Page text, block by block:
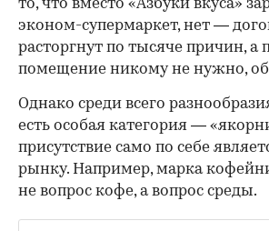
то, что вместо «Азбуки вкуса»
эконом-супермаркет, нет —
расторгнут по тысяче причин, а
помещение никому не нужно,
Однако среди всего
есть особая категория —
присутствие само по себе
рынку. Например, марка
не вопрос кофе, а вопрос среды.